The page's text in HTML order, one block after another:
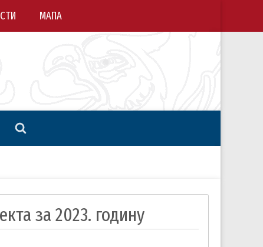
МАПА
за 2023. годину